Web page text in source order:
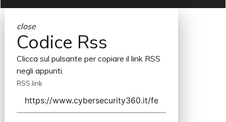
close
Codice Rss
Clicca sul pulsante per copiare il link RSS
negli appunti.
RSS link